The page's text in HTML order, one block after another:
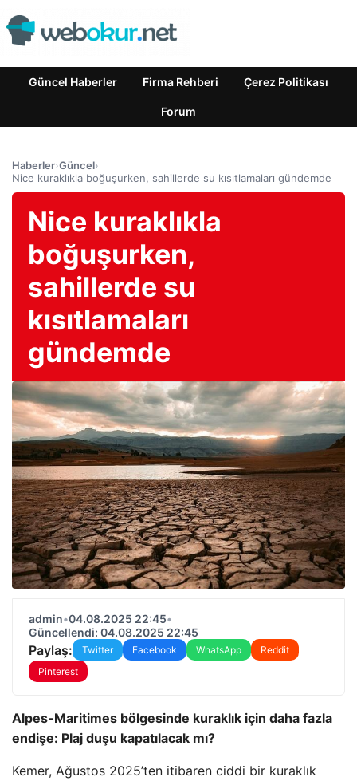
Güncel Haberler Firma Rehberi Çerez Politikası
Forum
Haberler›Güncel›
Nice kuraklıkla boğuşurken, sahillerde su kısıtlamaları gündemde
Nice kuraklıkla
boğuşurken,
sahillerde su
kısıtlamaları
gündemde
admin•04.08.2025 22:45•
Güncellendi: 04.08.2025 22:45
Paylaş: Twitter Facebook WhatsApp
Reddit
Pinterest
Alpes-Maritimes bölgesinde kuraklık için daha fazla
endişe: Plaj duşu kapatılacak mı?
Kemer, Ağustos 2025’ten itibaren ciddi bir kuraklık